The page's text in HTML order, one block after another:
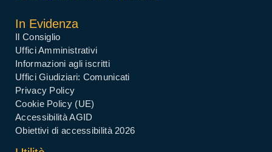
In Evidenza
Il Consiglio
Uffici Amministrativi
Informazioni agli iscritti
Uffici Giudiziari: Comunicati
Privacy Policy
Cookie Policy (UE)
Accessibilità AGID
Obiettivi di accessibilità 2026